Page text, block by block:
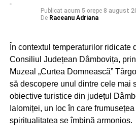
Publicat acum 5 orepe 8 august
De Raceanu Adriana
În contextul temperaturilor ridicate
Consiliul Județean Dâmbovița,
Muzeal „Curtea Domnească”
să descopere unul dintre cele mai
obiective turistice din județul
Ialomiței, un loc în care
spiritualitatea se îmbină armonios.